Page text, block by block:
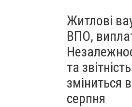
Житлові
ВПО,
та
зміниться
серпня